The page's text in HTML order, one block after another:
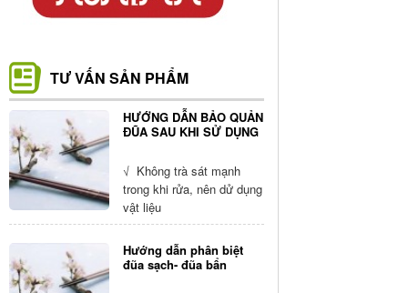
TƯ VẤN SẢN PHẨM
HƯỚNG DẪN BẢO QUẢN
ĐŨA SAU KHI SỬ DỤNG
√ Không trà sát mạnh
trong khi rửa, nên dử dụng
vật liệu
Hướng dẫn phân biệt
đũa sạch- đũa bẩn